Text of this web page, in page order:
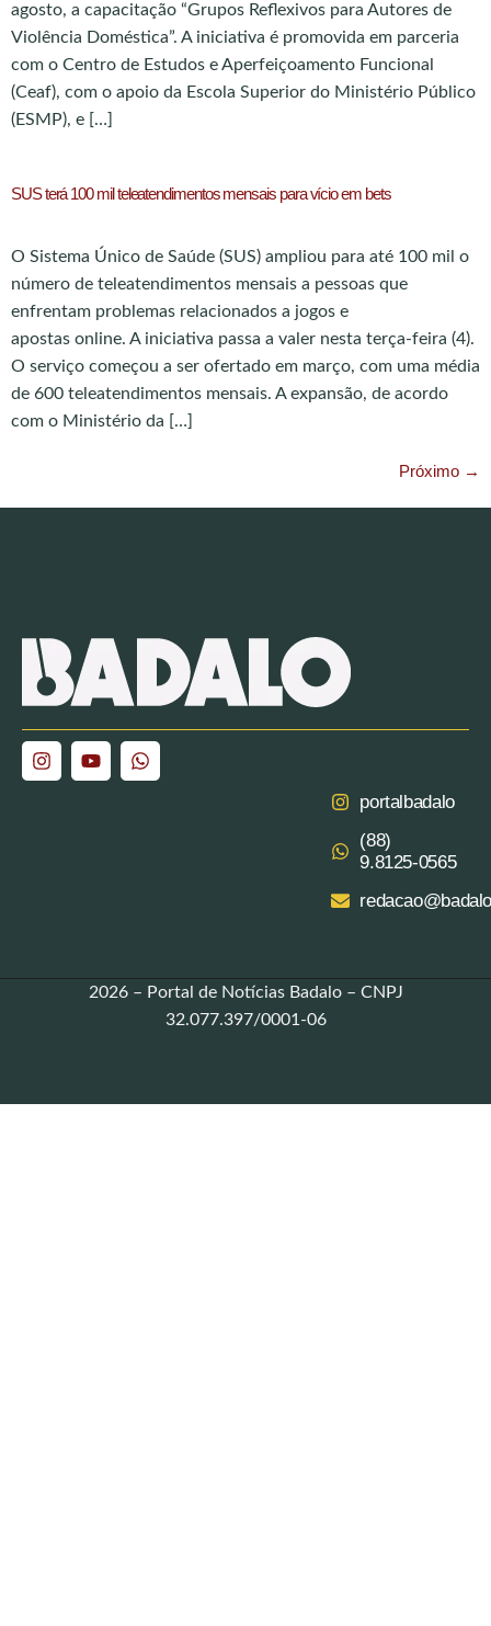
agosto, a capacitação “Grupos Reflexivos para Autores de
Violência Doméstica”. A iniciativa é promovida em parceria
com o Centro de Estudos e Aperfeiçoamento Funcional
(Ceaf), com o apoio da Escola Superior do Ministério Público
(ESMP), e […]
SUS terá 100 mil teleatendimentos mensais para vício em bets
O Sistema Único de Saúde (SUS) ampliou para até 100 mil o
número de teleatendimentos mensais a pessoas que
enfrentam problemas relacionados a jogos e
apostas online. A iniciativa passa a valer nesta terça-feira (4).
O serviço começou a ser ofertado em março, com uma média
de 600 teleatendimentos mensais. A expansão, de acordo
com o Ministério da […]
Próximo →
portalbadalo
(88)
9.8125‑0565‬
2026 – Portal de Notícias Badalo – CNPJ
32.077.397/0001-06